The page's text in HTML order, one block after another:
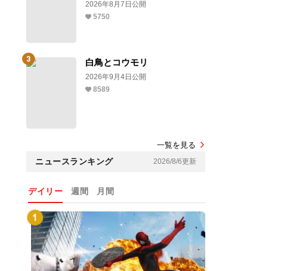
2026年8月7日公開
5750
白鳥とコウモリ
2026年9月4日公開
8589
一覧を見る
ニュースランキング 2026/8/6更新
デイリー 週間 月間